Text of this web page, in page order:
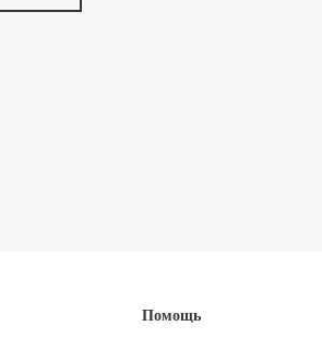
Помощь